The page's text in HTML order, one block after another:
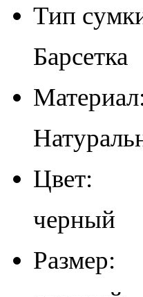
Тип
Барсетка
Цвет:
черный
Размер: